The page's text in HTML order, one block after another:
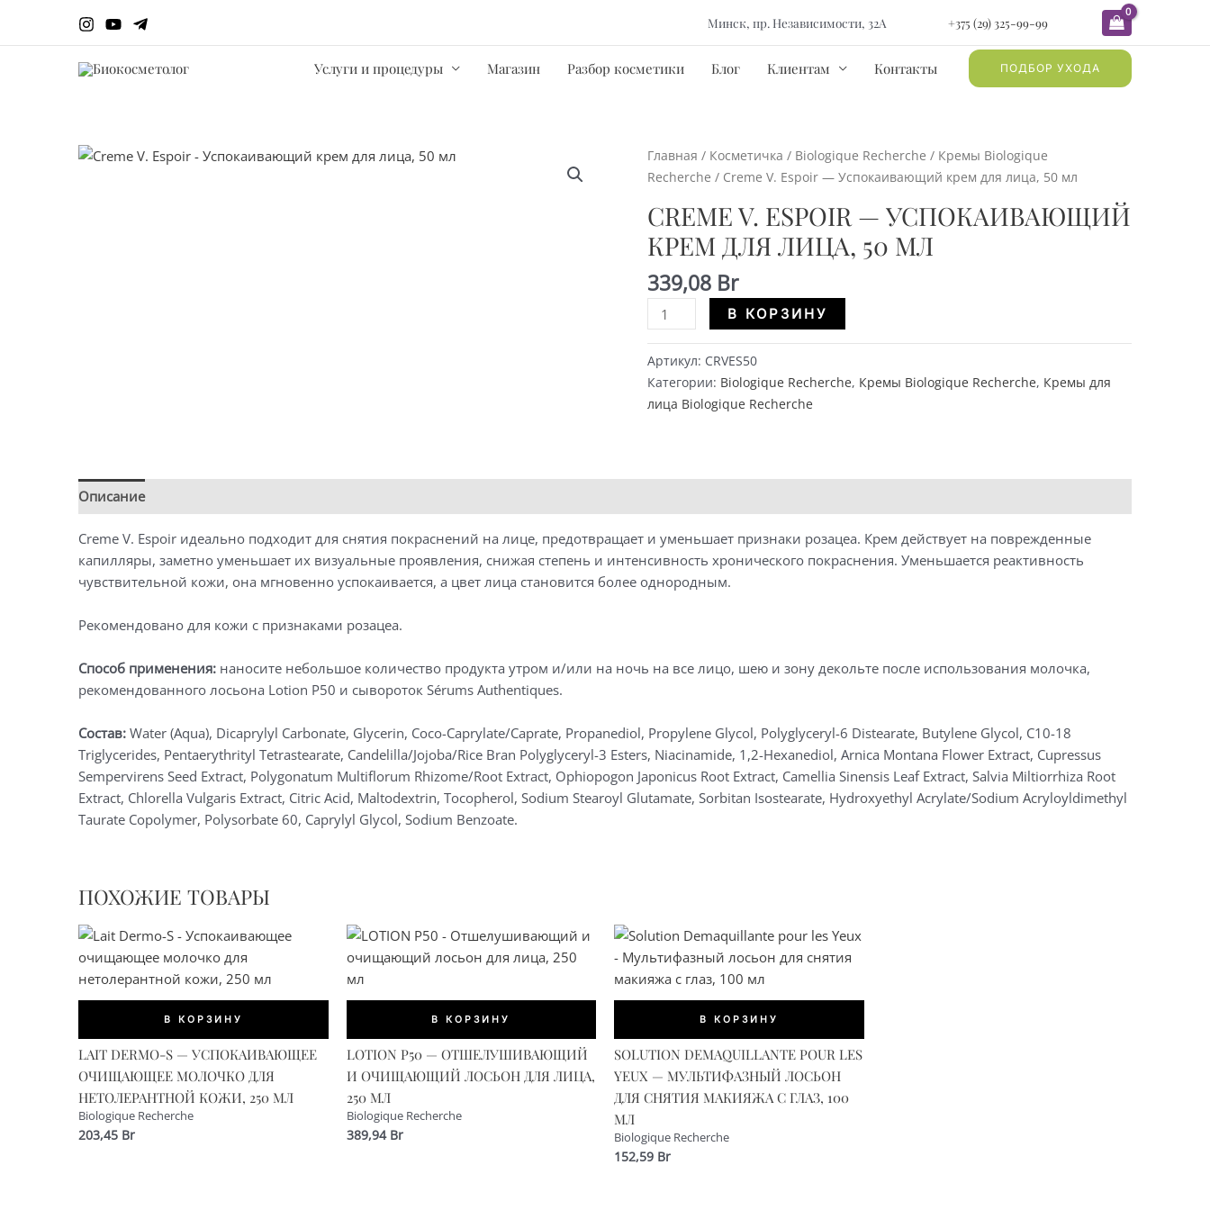
Минск, пр. Независимости, 32А +375 (29) 325-99-99
Услуги и процедуры Магазин Разбор косметики Блог Клиентам Контакты ПОДБОР УХОДА
Главная / Косметичка / Biologique Recherche / Кремы Biologique
Recherche / Creme V. Espoir — Успокаивающий крем для лица, 50 мл
CREME V. ESPOIR — УСПОКАИВАЮЩИЙ
КРЕМ ДЛЯ ЛИЦА, 50 МЛ
339,08 Br
Количество
Creme
Espoir
Успокаивающий
лица,
В КОРЗИНУ
Артикул: CRVES50
Категории: Biologique Recherche, Кремы Biologique Recherche, Кремы для
лица Biologique Recherche
Описание
Creme V. Espoir идеально подходит для снятия покраснений на лице, предотвращает и уменьшает признаки розацеа. Крем действует на поврежденные
капилляры, заметно уменьшает их визуальные проявления, снижая степень и интенсивность хронического покраснения. Уменьшается реактивность
чувствительной кожи, она мгновенно успокаивается, а цвет лица становится более однородным.
Рекомендовано для кожи с признаками розацеа.
Способ применения: наносите небольшое количество продукта утром и/или на ночь на все лицо, шею и зону декольте после использования молочка,
рекомендованного лосьона Lotion P50 и сывороток Sérums Authentiques.
Состав: Water (Aqua), Dicaprylyl Carbonate, Glycerin, Coco-Caprylate/Caprate, Propanediol, Propylene Glycol, Polyglyceryl-6 Distearate, Butylene Glycol, C10-18
Triglycerides, Pentaerythrityl Tetrastearate, Candelilla/Jojoba/Rice Bran Polyglyceryl-3 Esters, Niacinamide, 1,2-Hexanediol, Arnica Montana Flower Extract, Cupressus
Sempervirens Seed Extract, Polygonatum Multiflorum Rhizome/Root Extract, Ophiopogon Japonicus Root Extract, Camellia Sinensis Leaf Extract, Salvia Miltiorrhiza Root
Extract, Chlorella Vulgaris Extract, Citric Acid, Maltodextrin, Tocopherol, Sodium Stearoyl Glutamate, Sorbitan Isostearate, Hydroxyethyl Acrylate/Sodium Acryloyldimethyl
Taurate Copolymer, Polysorbate 60, Caprylyl Glycol, Sodium Benzoate.
ПОХОЖИЕ ТОВАРЫ
В КОРЗИНУ
LAIT DERMO-S — УСПОКАИВАЮЩЕЕ
ОЧИЩАЮЩЕЕ МОЛОЧКО ДЛЯ
НЕТОЛЕРАНТНОЙ КОЖИ, 250 МЛ
Biologique Recherche
203,45 Br
В КОРЗИНУ
LOTION P50 — ОТШЕЛУШИВАЮЩИЙ
И ОЧИЩАЮЩИЙ ЛОСЬОН ДЛЯ ЛИЦА,
250 МЛ
Biologique Recherche
389,94 Br
В КОРЗИНУ
SOLUTION DEMAQUILLANTE POUR LES
YEUX — МУЛЬТИФАЗНЫЙ ЛОСЬОН
ДЛЯ СНЯТИЯ МАКИЯЖА С ГЛАЗ, 100
МЛ
Biologique Recherche
152,59 Br